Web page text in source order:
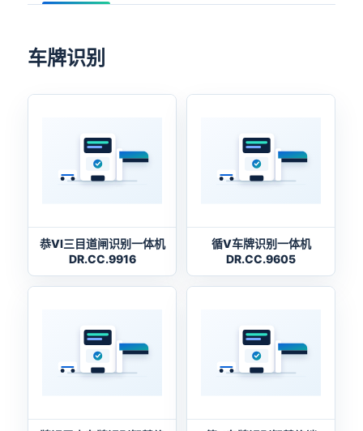
车牌识别
恭VI三目道闸识别一体机
DR.CC.9916
循V车牌识别一体机
DR.CC.9605